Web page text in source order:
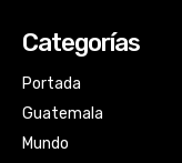
Categorías
Portada
Guatemala
Mundo